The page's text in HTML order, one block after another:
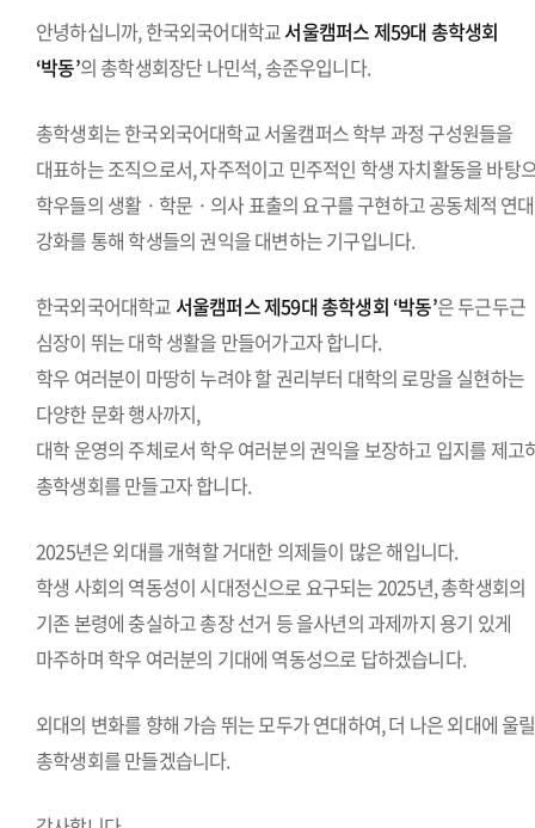
안녕하십니까, 한국외국어대학교서울캠퍼스 제59대 총학생회
‘박동’의 총학생회장단 나민석, 송준우입니다.
총학생회는 한국외국어대학교 서울캠퍼스 학부 과정 구성원들을
대표하는 조직으로서, 자주적이고 민주적인 학생 자치활동을 바탕
학우들의 생활 · 학문 · 의사 표출의 요구를 구현하고 공동체적 연대
강화를 통해 학생들의 권익을 대변하는 기구입니다.
한국외국어대학교 서울캠퍼스 제59대 총학생회 ‘박동’은 두근두근
심장이 뛰는 대학 생활을 만들어가고자 합니다.
학우 여러분이 마땅히 누려야 할 권리부터 대학의 로망을 실현하는
다양한 문화 행사까지,
대학 운영의 주체로서 학우 여러분의 권익을 보장하고 입지를 제고
총학생회를 만들고자 합니다.
2025년은 외대를 개혁할 거대한 의제들이 많은 해입니다.
학생 사회의 역동성이 시대정신으로 요구되는 2025년, 총학생회의
기존 본령에 충실하고 총장 선거 등 을사년의 과제까지 용기 있게
마주하며 학우 여러분의 기대에 역동성으로 답하겠습니다.
외대의 변화를 향해 가슴 뛰는 모두가 연대하여, 더 나은 외대에 울릴
총학생회를 만들겠습니다.